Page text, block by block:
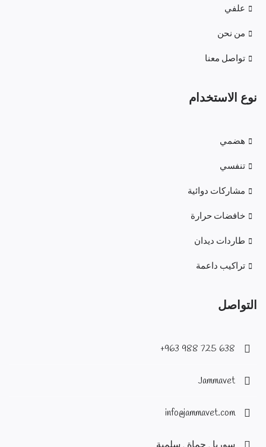
علفي
من نحن
تواصل معنا
نوع الاستخدام
هضمي
تنفسي
مشاركات دوائية
خافضات حرارة
طاردات ديدان
تراكيب داعمة
التواصل
638 725 988 963+
Jammavet
info@jammavet.com